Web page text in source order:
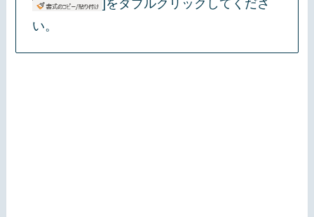
]をダブルクリックしてくださ
い。